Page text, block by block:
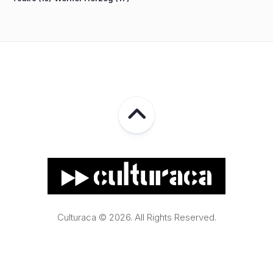
Culturaca © 2026. All Rights Reserved.